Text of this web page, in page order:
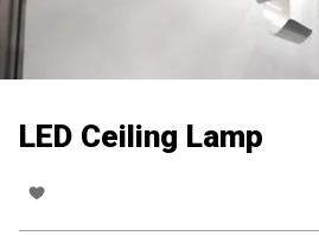
LED Ceiling Lamp